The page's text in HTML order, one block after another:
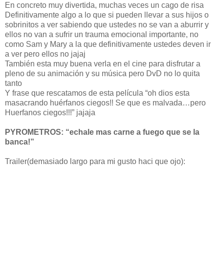
En concreto muy divertida, muchas veces un cago de risa
Definitivamente algo a lo que si pueden llevar a sus hijos o
sobrinitos a ver sabiendo que ustedes no se van a aburrir y
ellos no van a sufrir un trauma emocional importante, no
como Sam y Mary a la que definitivamente ustedes deven ir
a ver pero ellos no jajaj
También esta muy buena verla en el cine para disfrutar a
pleno de su animación y su música pero DvD no lo quita
tanto
Y frase que rescatamos de esta película “oh dios esta
masacrando huérfanos ciegos!! Se que es malvada…pero
Huerfanos ciegos!!!” jajaja
PYROMETROS: “echale mas carne a fuego que se la
banca!”
Trailer(demasiado largo para mi gusto haci que ojo):